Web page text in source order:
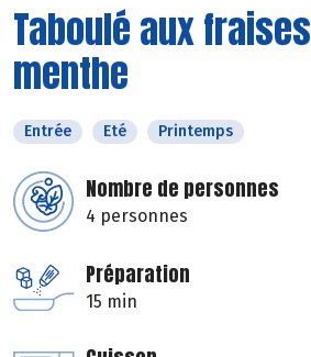
Taboulé aux
menthe
Entrée Eté Printemps
Nombre de personnes
4 personnes
Préparation
15 min